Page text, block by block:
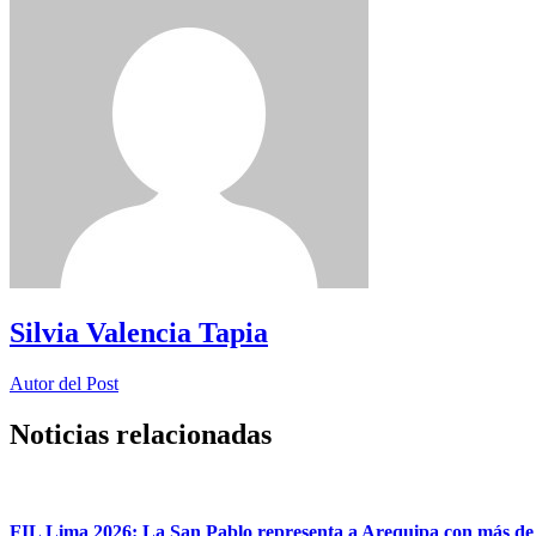
Silvia Valencia Tapia
Autor del Post
Noticias relacionadas
FIL Lima 2026: La San Pablo representa a Arequipa con más